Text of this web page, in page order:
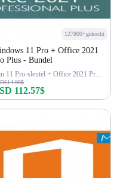
127800+gekocht
11 Pro + Office 2021
Plus - Bundel
Win 11 Pro-sleutel + Office 2021 Pro-sleutel
112.57$